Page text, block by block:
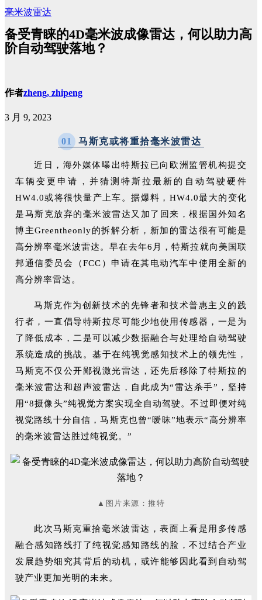
毫米波雷达
备受青睐的4D毫米波成像雷达，何以助力高
阶自动驾驶落地？
作者zheng, zhipeng
3 月 9, 2023
01 马斯克或将重拾毫米波雷达
近日，海外媒体曝出特斯拉已向欧洲监管机构提交
车辆变更申请，并猜测特斯拉最新的自动驾驶硬件
HW4.0或将很快量产上车。据爆料，HW4.0最大的变化
是马斯克放弃的毫米波雷达又加了回来，根据国外知名
博主Greentheonly的拆解分析，新加的雷达很有可能是
高分辨率毫米波雷达。早在去年6月，特斯拉就向美国联
邦通信委员会（FCC）申请在其电动汽车中使用全新的
高分辨率雷达。
马斯克作为创新技术的先锋者和技术普惠主义的践
行者，一直倡导特斯拉尽可能少地使用传感器，一是为
了降低成本，二是可以减少数据融合与处理给自动驾驶
系统造成的挑战。基于在纯视觉感知技术上的领先性，
马斯克不仅公开鄙视激光雷达，还先后移除了特斯拉的
毫米波雷达和超声波雷达，自此成为“雷达杀手”，坚持
用“8摄像头”纯视觉方案实现全自动驾驶。不过即便对纯
视觉路线十分自信，马斯克也曾“暧昧”地表示“高分辨率
的毫米波雷达胜过纯视觉。”
▲图片来源：推特
此次马斯克重拾毫米波雷达，表面上看是用多传感
融合感知路线打了纯视觉感知路线的脸，不过结合产业
发展趋势细究其背后的动机，或许能够因此看到自动驾
驶产业更加光明的未来。